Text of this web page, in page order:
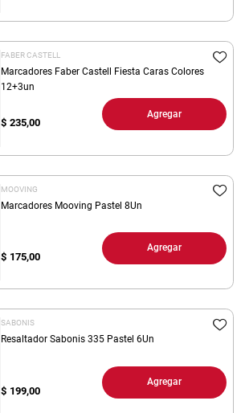
FABER CASTELL
Marcadores Faber Castell Fiesta Caras Colores
12+3un
$ 235,00
Agregar
MOOVING
Marcadores Mooving Pastel 8Un
$ 175,00
Agregar
SABONIS
Resaltador Sabonis 335 Pastel 6Un
$ 199,00
Agregar